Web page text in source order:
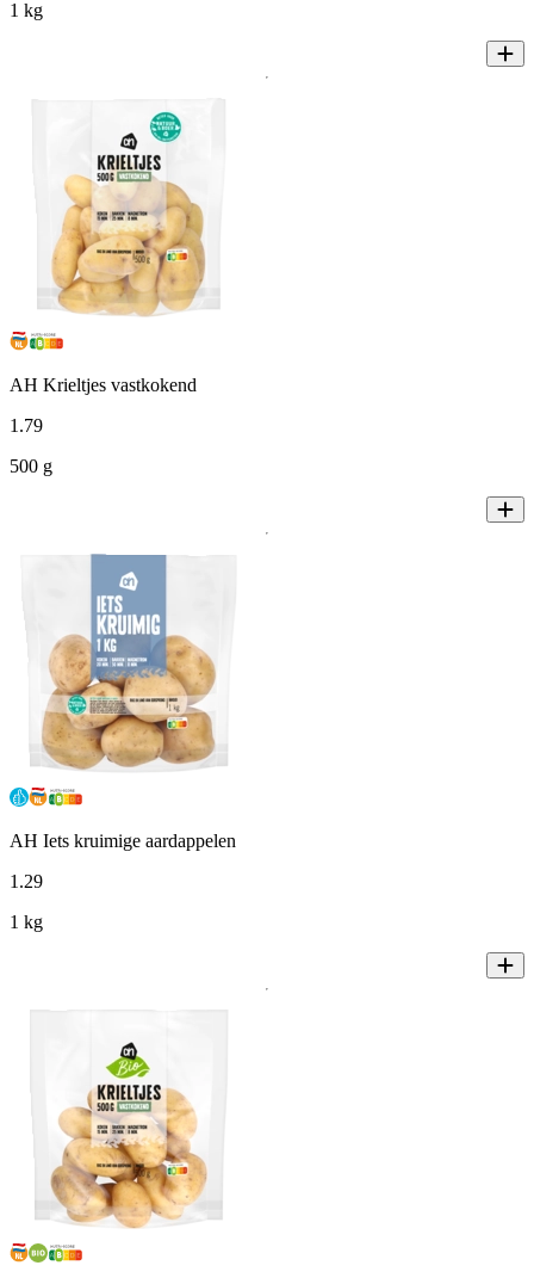
1 kg
AH Krieltjes vastkokend
1 .79
500 g
AH Iets kruimige aardappelen
1 .29
1 kg